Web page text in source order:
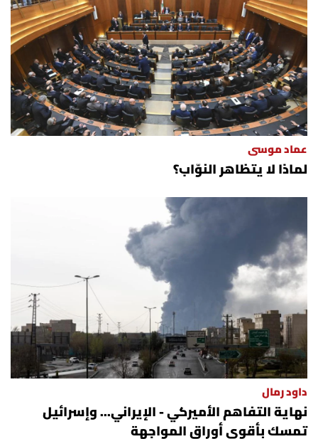
عماد موسى
لماذا لا يتظاهر النوّاب؟
داود رمال
نهاية التفاهم الأميركي - الإيراني... وإسرائيل
تمسك بأقوى أوراق المواجهة